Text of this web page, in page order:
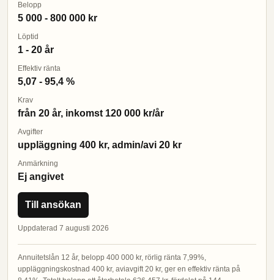
Belopp
5 000 - 800 000 kr
Löptid
1 - 20 år
Effektiv ränta
5,07 - 95,4 %
Krav
från 20 år, inkomst 120 000 kr/år
Avgifter
uppläggning 400 kr, admin/avi 20 kr
Anmärkning
Ej angivet
Till ansökan
Uppdaterad 7 augusti 2026
Annuitetslån 12 år, belopp 400 000 kr, rörlig ränta 7,99%,
uppläggningskostnad 400 kr, aviavgift 20 kr, ger en effektiv ränta på